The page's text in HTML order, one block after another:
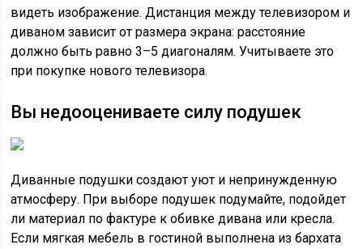
видеть изображение. Дистанция между телевизором и
диваном зависит от размера экрана: расстояние
должно быть равно 3–5 диагоналям. Учитываете это
при покупке нового телевизора.
Вы недооцениваете силу подушек
Диванные подушки создают уют и непринужденную
атмосферу. При выборе подушек подумайте, подойдет
ли материал по фактуре к обивке дивана или кресла.
Если мягкая мебель в гостиной выполнена из бархата